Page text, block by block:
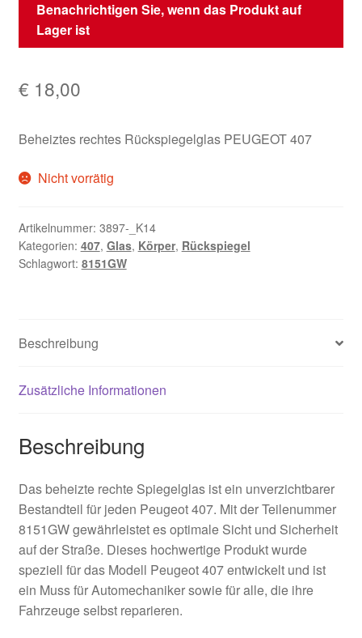
Benachrichtigen Sie, wenn das Produkt auf
Lager ist
€ 18,00
Beheiztes rechtes Rückspiegelglas PEUGEOT 407
Nicht vorrätig
Artikelnummer: 3897-_K14
Kategorien: 407, Glas, Körper, Rückspiegel
Schlagwort: 8151GW
Beschreibung
Zusätzliche Informationen
Beschreibung
Das beheizte rechte Spiegelglas ist ein unverzichtbarer
Bestandteil für jeden Peugeot 407. Mit der Teilenummer
8151GW gewährleistet es optimale Sicht und Sicherheit
auf der Straße. Dieses hochwertige Produkt wurde
speziell für das Modell Peugeot 407 entwickelt und ist
ein Muss für Automechaniker sowie für alle, die ihre
Fahrzeuge selbst reparieren.